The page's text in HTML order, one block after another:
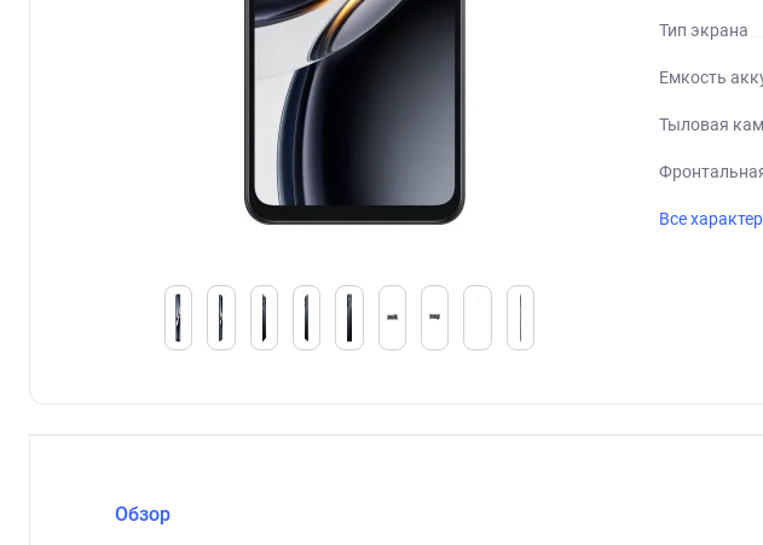
Тип экрана
Емкость
Тыловая
Все
Обзор